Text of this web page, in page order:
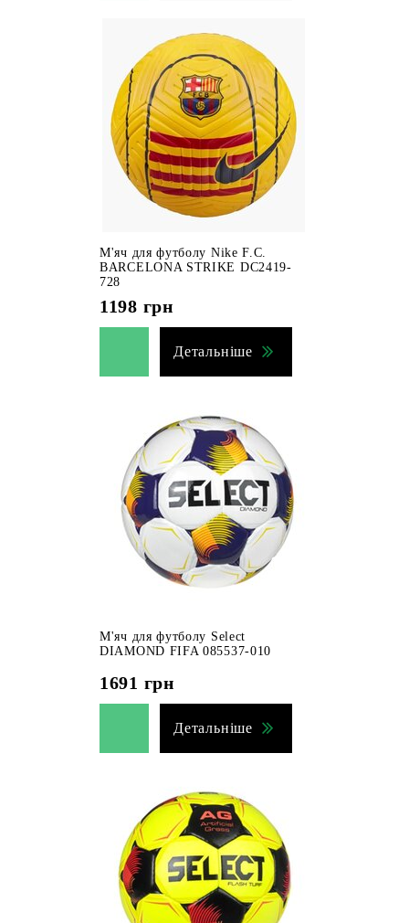
М'яч для футболу Nike F.C.
BARCELONA STRIKE DC2419-
728
1198 грн
Детальніше
М'яч для футболу Select
DIAMOND FIFA 085537-010
1691 грн
Детальніше